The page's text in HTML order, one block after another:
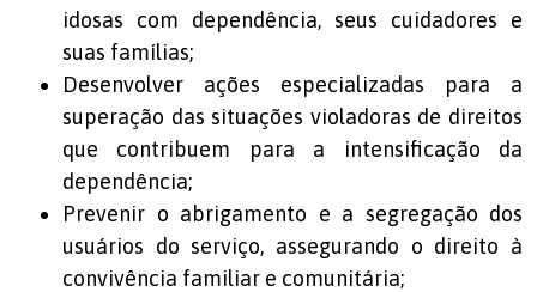
idosas com dependência, seus cuidadores e
suas famílias;
Desenvolver ações especializadas para a
superação das situações violadoras de direitos
que contribuem para a intensificação da
dependência;
Prevenir o abrigamento e a segregação dos
usuários do serviço, assegurando o direito à
convivência familiar e comunitária;